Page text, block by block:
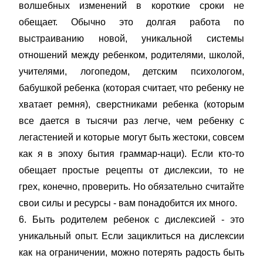
волшебных изменений в короткие сроки не
обещает. Обычно это долгая работа по
выстраиванию новой, уникальной системы
отношений между ребенком, родителями, школой,
учителями, логопедом, детским психологом,
бабушкой ребенка (которая считает, что ребенку не
хватает ремня), сверстниками ребенка (которым
все дается в тысячи раз легче, чем ребенку с
легастенией и которые могут быть жестоки, совсем
как я в эпоху бытия граммар-наци). Если кто-то
обещает простые рецепты от дислексии, то не
грех, конечно, проверить. Но обязательно считайте
свои силы и ресурсы - вам понадобится их много.
6. Быть родителем ребенок с дислексией - это
уникальный опыт. Если зациклиться на дислексии
как на ограничении, можно потерять радость быть